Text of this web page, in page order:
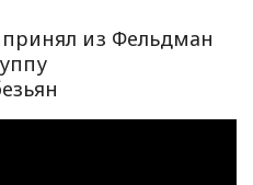
из Фельдман